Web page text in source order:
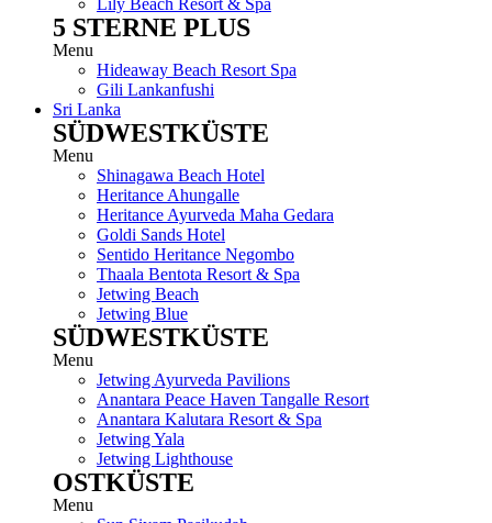
Lily Beach Resort & Spa
5 STERNE PLUS
Menu
Hideaway Beach Resort Spa
Gili Lankanfushi
Sri Lanka
SÜDWESTKÜSTE
Menu
Shinagawa Beach Hotel
Heritance Ahungalle
Heritance Ayurveda Maha Gedara
Goldi Sands Hotel
Sentido Heritance Negombo
Thaala Bentota Resort & Spa
Jetwing Beach
Jetwing Blue
SÜDWESTKÜSTE
Menu
Jetwing Ayurveda Pavilions
Anantara Peace Haven Tangalle Resort
Anantara Kalutara Resort & Spa
Jetwing Yala
Jetwing Lighthouse
OSTKÜSTE
Menu